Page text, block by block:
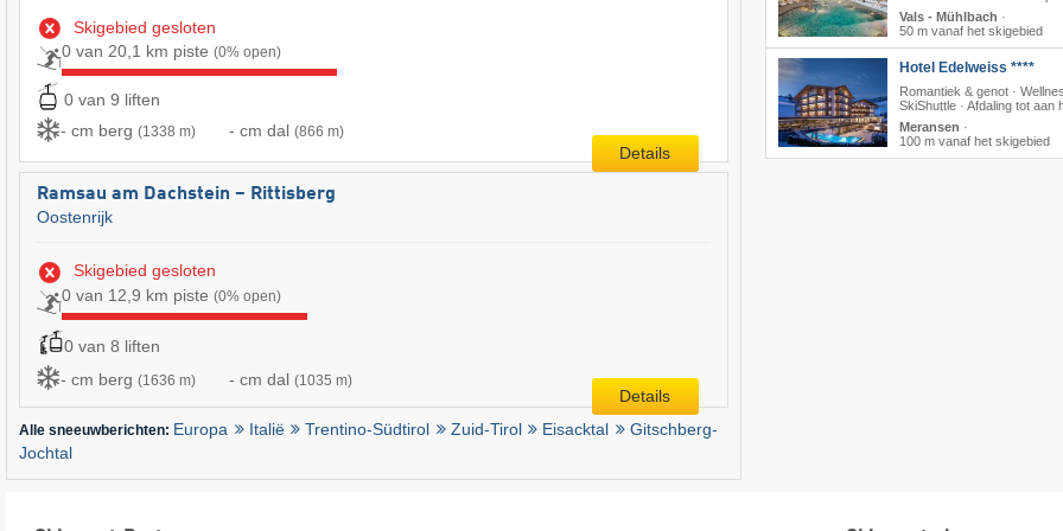
Skigebied gesloten
0 van 20,1 km piste (0% open)
0 van 9 liften
- cm berg (1338 m) - cm dal (866 m)
Details
Ramsau am Dachstein – Rittisberg
Oostenrijk
Skigebied gesloten
0 van 12,9 km piste (0% open)
0 van 8 liften
- cm berg (1636 m) - cm dal (1035 m)
Details
Alle sneeuwberichten: Europa Italië Trentino-Südtirol Zuid-Tirol Eisacktal
Gitschberg-
Jochtal
Vals - Mühlbach ·
50 m vanaf het skigebied
Hotel Edelweiss ****
Romantiek & genot ·
SkiShuttle · Afdaling tot aan
Meransen ·
100 m vanaf het skigebied